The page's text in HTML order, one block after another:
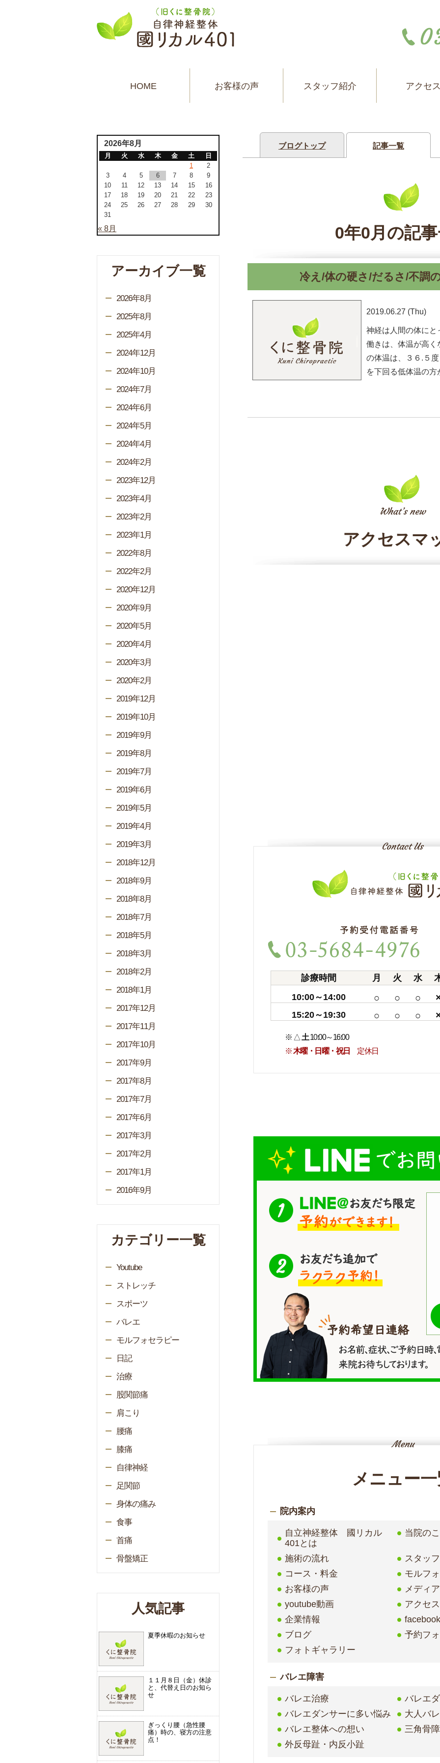
HOME お客様の声 スタッフ紹介 アクセ
ブログトップ 記事一覧
0年0月の記
冷え/体の硬さ/だるさ/不調
2019.06.27 (Thu)
神経は人間の体にと
働きは、体温が高
の体温は、３６.５
を下回る低体温の方
アクセスマ
診療時間 月 火 水
10:00～14:00
○ ○ ○
15:20～19:30 ○ ○ ○
※ △ 土10:00～16:00
※木曜・日曜・祝日 定休日
メニュー
院内案内
自立神経整体 國リカル
401とは
当院の
施術の流れ
スタッ
コース・料金
モルフ
お客様の声
メディ
youtube動画
アクセス
企業情報
ブログ
予約フ
フォトギャラリー
バレエ障害
バレエ治療
バレエ
バレエダンサーに多い悩み
大人バ
バレエ整体への想い
三角骨
外反母趾・内反小趾
2026年8月
月 火 水 木 金 土
日
1
2
3
4 5 6 7 8
9
10
11 12 13 14 15
16
17
18 19 20 21 22
23
24
25 26 27 28 29
30
31
« 8月
アーカイブ一覧
2026年8月
2025年8月
2025年4月
2024年12月
2024年10月
2024年7月
2024年6月
2024年5月
2024年4月
2024年2月
2023年12月
2023年4月
2023年2月
2023年1月
2022年8月
2022年2月
2020年12月
2020年9月
2020年5月
2020年4月
2020年3月
2020年2月
2019年12月
2019年10月
2019年9月
2019年8月
2019年7月
2019年6月
2019年5月
2019年4月
2019年3月
2018年12月
2018年9月
2018年8月
2018年7月
2018年5月
2018年3月
2018年2月
2018年1月
2017年12月
2017年11月
2017年10月
2017年9月
2017年8月
2017年7月
2017年6月
2017年3月
2017年2月
2017年1月
2016年9月
カテゴリー一覧
Youtube
ストレッチ
スポーツ
バレエ
モルフォセラピー
日記
治療
股関節痛
肩こり
腰痛
膝痛
自律神経
足関節
身体の痛み
食事
首痛
骨盤矯正
人気記事
夏季休暇のお知らせ
１１月８日（金）休診
と、代替え日のお知ら
せ
ぎっくり腰（急性腰
痛）時の、寝方の注意
点！